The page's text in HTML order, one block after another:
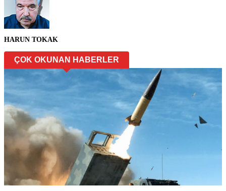
HARUN TOKAK
ÇOK OKUNAN HABERLER